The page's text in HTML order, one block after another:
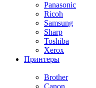
Panasonic
Ricoh
Samsung
Sharp
Toshiba
Xerox
Принтеры
Brother
Canon